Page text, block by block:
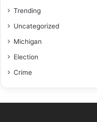
Trending
Uncategorized
Michigan
Election
Crime